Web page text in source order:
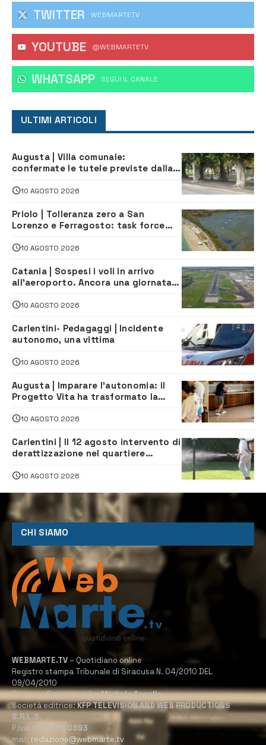
TWITTER WEBMARTETV
YOUTUBE @WEBMARTETV
WHATSAPP ‎SEGUI IL CANALE
ULTIMI ARTICOLI
Augusta | Villa comunale:
confermate le tutele previste dalla
10 AGOSTO 2026
Priolo | Tolleranza zero a San
Lorenzo e Ferragosto: task force
navette gratuite
10 AGOSTO 2026
Catania | Sospesi i voli in arrivo
all’aeroporto. Ancora una giornata
10 AGOSTO 2026
Carlentini- Pedagaggi | Incidente
autonomo, una vittima
10 AGOSTO 2026
Augusta | Imparare l’autonomia: il
Progetto Vita ha trasformato la
indipendenza
10 AGOSTO 2026
Carlentini | Il 12 agosto intervento di
derattizzazione nel quartiere
10 AGOSTO 2026
CHI SIAMO
WEBMARTE.TV – Quotidiano online
Registro stampa Tribunale di Siracusa N. 04/2010 DEL
09/04/2010
Direttore Responsabile:Michele Accolla
Società editrice:KFP TELEVISION AND WEB PRODUCTIONS
S.R.L.S.
P.Iva: 02184950893
mail: redazione@webmarte.tv